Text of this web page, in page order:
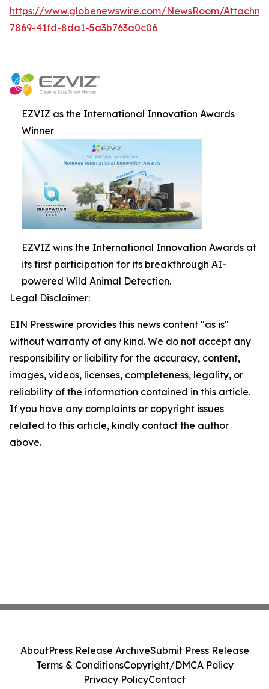
https://www.globenewswire.com/NewsRoom/
7869-41fd-8da1-5a3b763a0c06
EZVIZ as the International Innovation Awards
Winner
EZVIZ wins the International Innovation Awards at
its first participation for its breakthrough AI-
powered Wild Animal Detection.
Legal Disclaimer:
EIN Presswire provides this news content "as is"
without warranty of any kind. We do not accept any
responsibility or liability for the accuracy, content,
images, videos, licenses, completeness, legality, or
reliability of the information contained in this article.
If you have any complaints or copyright issues
related to this article, kindly contact the author
above.
AboutPress Release ArchiveSubmit Press Release
Terms & ConditionsCopyright/DMCA Policy
Privacy PolicyContact